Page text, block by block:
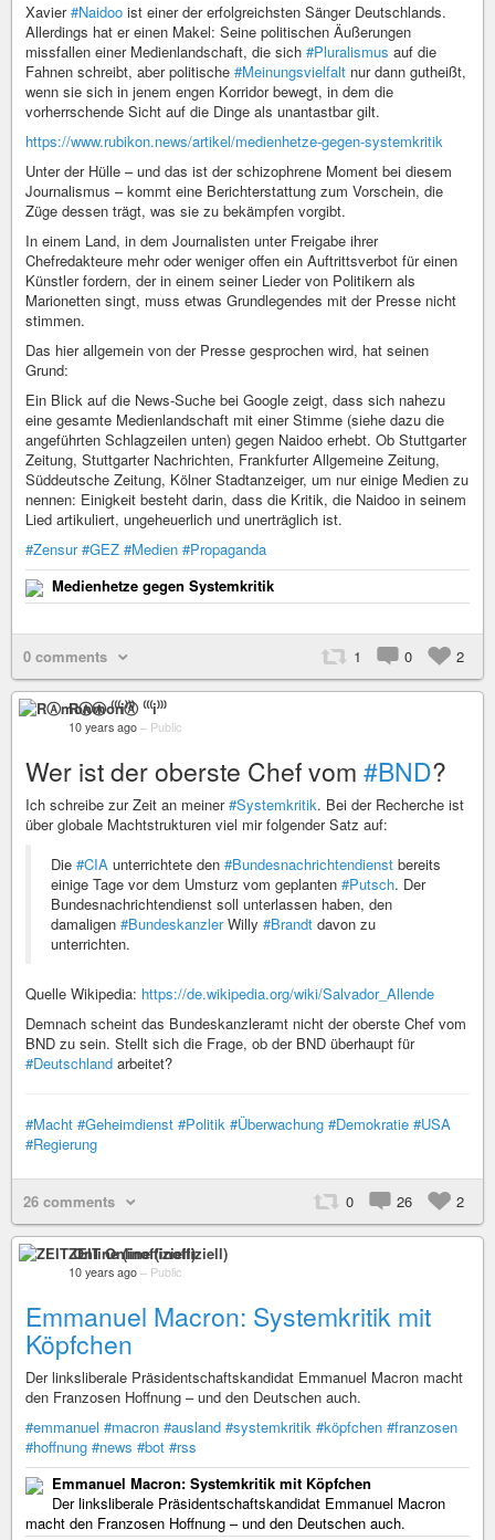
Xavier#Naidoo ist einer der erfolgreichsten Sänger Deutschlands.
Allerdings hat er einen Makel: Seine politischen Äußerungen
missfallen einer Medienlandschaft, die sich #Pluralismus auf die
Fahnen schreibt, aber politische #Meinungsvielfalt nur dann gutheißt,
wenn sie sich in jenem engen Korridor bewegt, in dem die
vorherrschende Sicht auf die Dinge als unantastbar gilt.
https://www.rubikon.news/artikel/medienhetze-gegen-systemkritik
Unter der Hülle – und das ist der schizophrene Moment bei diesem
Journalismus – kommt eine Berichterstattung zum Vorschein, die
Züge dessen trägt, was sie zu bekämpfen vorgibt.
In einem Land, in dem Journalisten unter Freigabe ihrer
Chefredakteure mehr oder weniger offen ein Auftrittsverbot für einen
Künstler fordern, der in einem seiner Lieder von Politikern als
Marionetten singt, muss etwas Grundlegendes mit der Presse nicht
stimmen.
Das hier allgemein von der Presse gesprochen wird, hat seinen
Grund:
Ein Blick auf die News-Suche bei Google zeigt, dass sich nahezu
eine gesamte Medienlandschaft mit einer Stimme (siehe dazu die
angeführten Schlagzeilen unten) gegen Naidoo erhebt. Ob Stuttgarter
Zeitung, Stuttgarter Nachrichten, Frankfurter Allgemeine Zeitung,
Süddeutsche Zeitung, Kölner Stadtanzeiger, um nur einige Medien zu
nennen: Einigkeit besteht darin, dass die Kritik, die Naidoo in seinem
Lied artikuliert, ungeheuerlich und unerträglich ist.
#Zensur #GEZ #Medien #Propaganda
Medienhetze gegen Systemkritik
0 comments 1 0 2
RⒶmonⒶ ⁽⁽⁽i⁾⁾⁾
10 years ago – Public
Wer ist der oberste Chef vom #BND?
Ich schreibe zur Zeit an meiner#Systemkritik. Bei der Recherche ist
über globale Machtstrukturen viel mir folgender Satz auf:
Die #CIA unterrichtete den #Bundesnachrichtendienst bereits
einige Tage vor dem Umsturz vom geplanten #Putsch. Der
Bundesnachrichtendienst soll unterlassen haben, den
damaligen #BundeskanzlerWilly #Brandt davon zu
unterrichten.
Quelle Wikipedia: https://de.wikipedia.org/wiki/Salvador_Allende
Demnach scheint das Bundeskanzleramt nicht der oberste Chef vom
BND zu sein. Stellt sich die Frage, ob der BND überhaupt für
#Deutschland arbeitet?
#Macht #Geheimdienst #Politik #Überwachung #Demokratie #USA
#Regierung
26 comments 0 26 2
ZEIT Online (inoffiziell)
10 years ago – Public
Emmanuel Macron: Systemkritik mit
Köpfchen
Der linksliberale Präsidentschaftskandidat Emmanuel Macron macht
den Franzosen Hoffnung – und den Deutschen auch.
#emmanuel #macron #ausland #systemkritik #köpfchen #franzosen
#hoffnung #news #bot #rss
Emmanuel Macron: Systemkritik mit Köpfchen
Der linksliberale Präsidentschaftskandidat Emmanuel Macron
macht den Franzosen Hoffnung – und den Deutschen auch.